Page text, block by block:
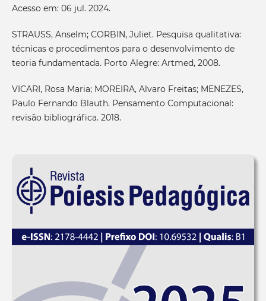
Acesso em: 06 jul. 2024.
STRAUSS, Anselm; CORBIN, Juliet. Pesquisa qualitativa:
técnicas e procedimentos para o desenvolvimento de
teoria fundamentada. Porto Alegre: Artmed, 2008.
VICARI, Rosa Maria; MOREIRA, Alvaro Freitas; MENEZES,
Paulo Fernando Blauth. Pensamento Computacional:
revisão bibliográfica. 2018.